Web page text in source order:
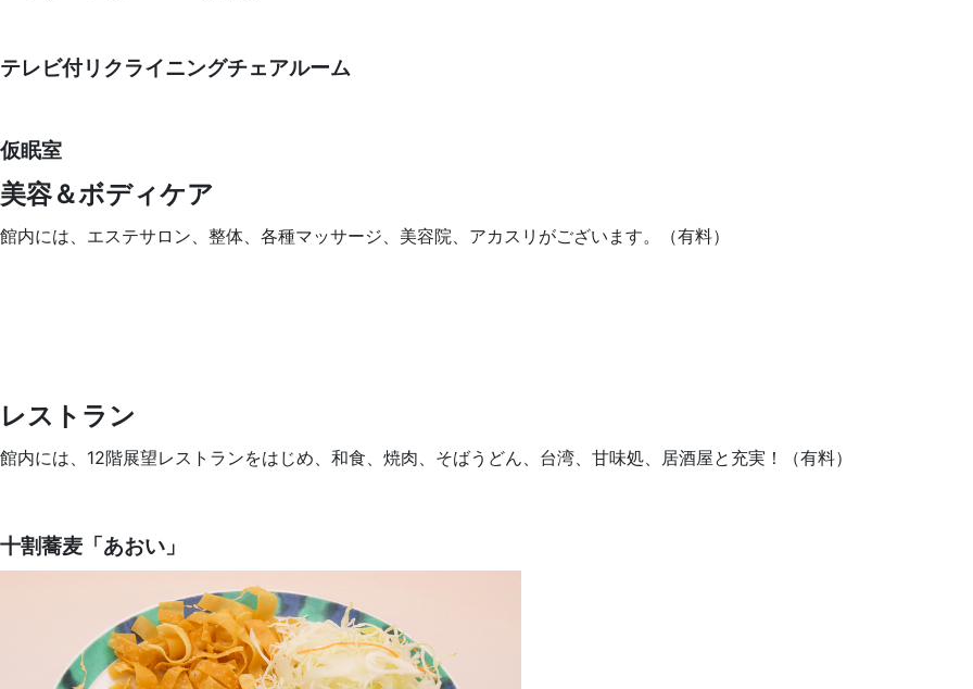
テレビ付リクライニングチェアルーム
仮眠室
美容＆ボディケア
館内には、エステサロン、整体、各種マッサージ、美容院、アカスリがございます。（有料）
レストラン
館内には、12階展望レストランをはじめ、和食、焼肉、そばうどん、台湾、甘味処、居酒屋と充実！（有料）
十割蕎麦「あおい」